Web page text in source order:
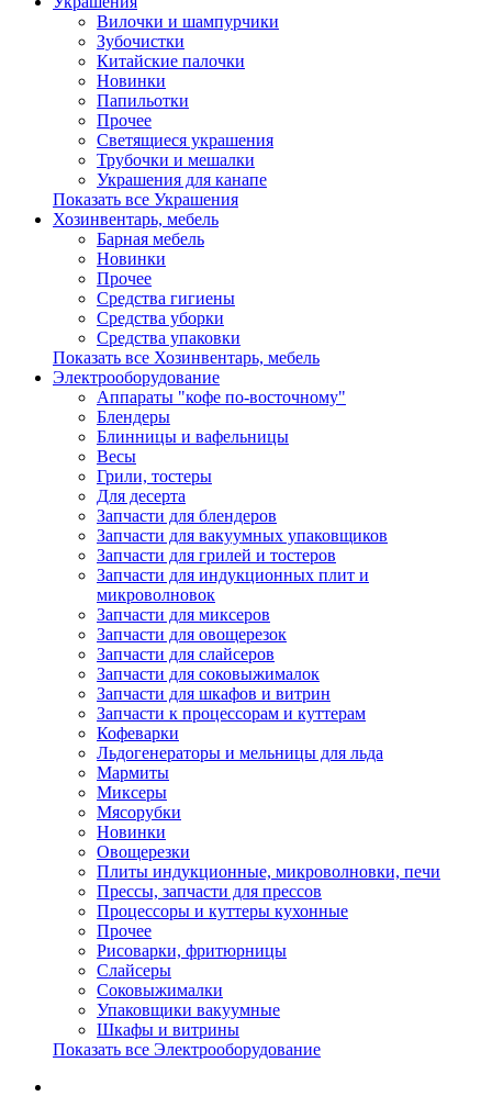
Вилочки и шампурчики
Зубочистки
Китайские палочки
Новинки
Папильотки
Прочее
Светящиеся украшения
Трубочки и мешалки
Украшения для канапе
Показать все Украшения
Хозинвентарь, мебель
Барная мебель
Новинки
Прочее
Средства гигиены
Средства уборки
Средства упаковки
Показать все Хозинвентарь, мебель
Электрооборудование
Аппараты "кофе по-восточному"
Блендеры
Блинницы и вафельницы
Весы
Грили, тостеры
Для десерта
Запчасти для блендеров
Запчасти для вакуумных упаковщиков
Запчасти для грилей и тостеров
Запчасти для индукционных плит и
микроволновок
Запчасти для миксеров
Запчасти для овощерезок
Запчасти для слайсеров
Запчасти для соковыжималок
Запчасти для шкафов и витрин
Запчасти к процессорам и куттерам
Кофеварки
Льдогенераторы и мельницы для льда
Мармиты
Миксеры
Мясорубки
Новинки
Овощерезки
Плиты индукционные, микроволновки, печи
Прессы, запчасти для прессов
Процессоры и куттеры кухонные
Прочее
Рисоварки, фритюрницы
Слайсеры
Соковыжималки
Упаковщики вакуумные
Шкафы и витрины
Показать все Электрооборудование